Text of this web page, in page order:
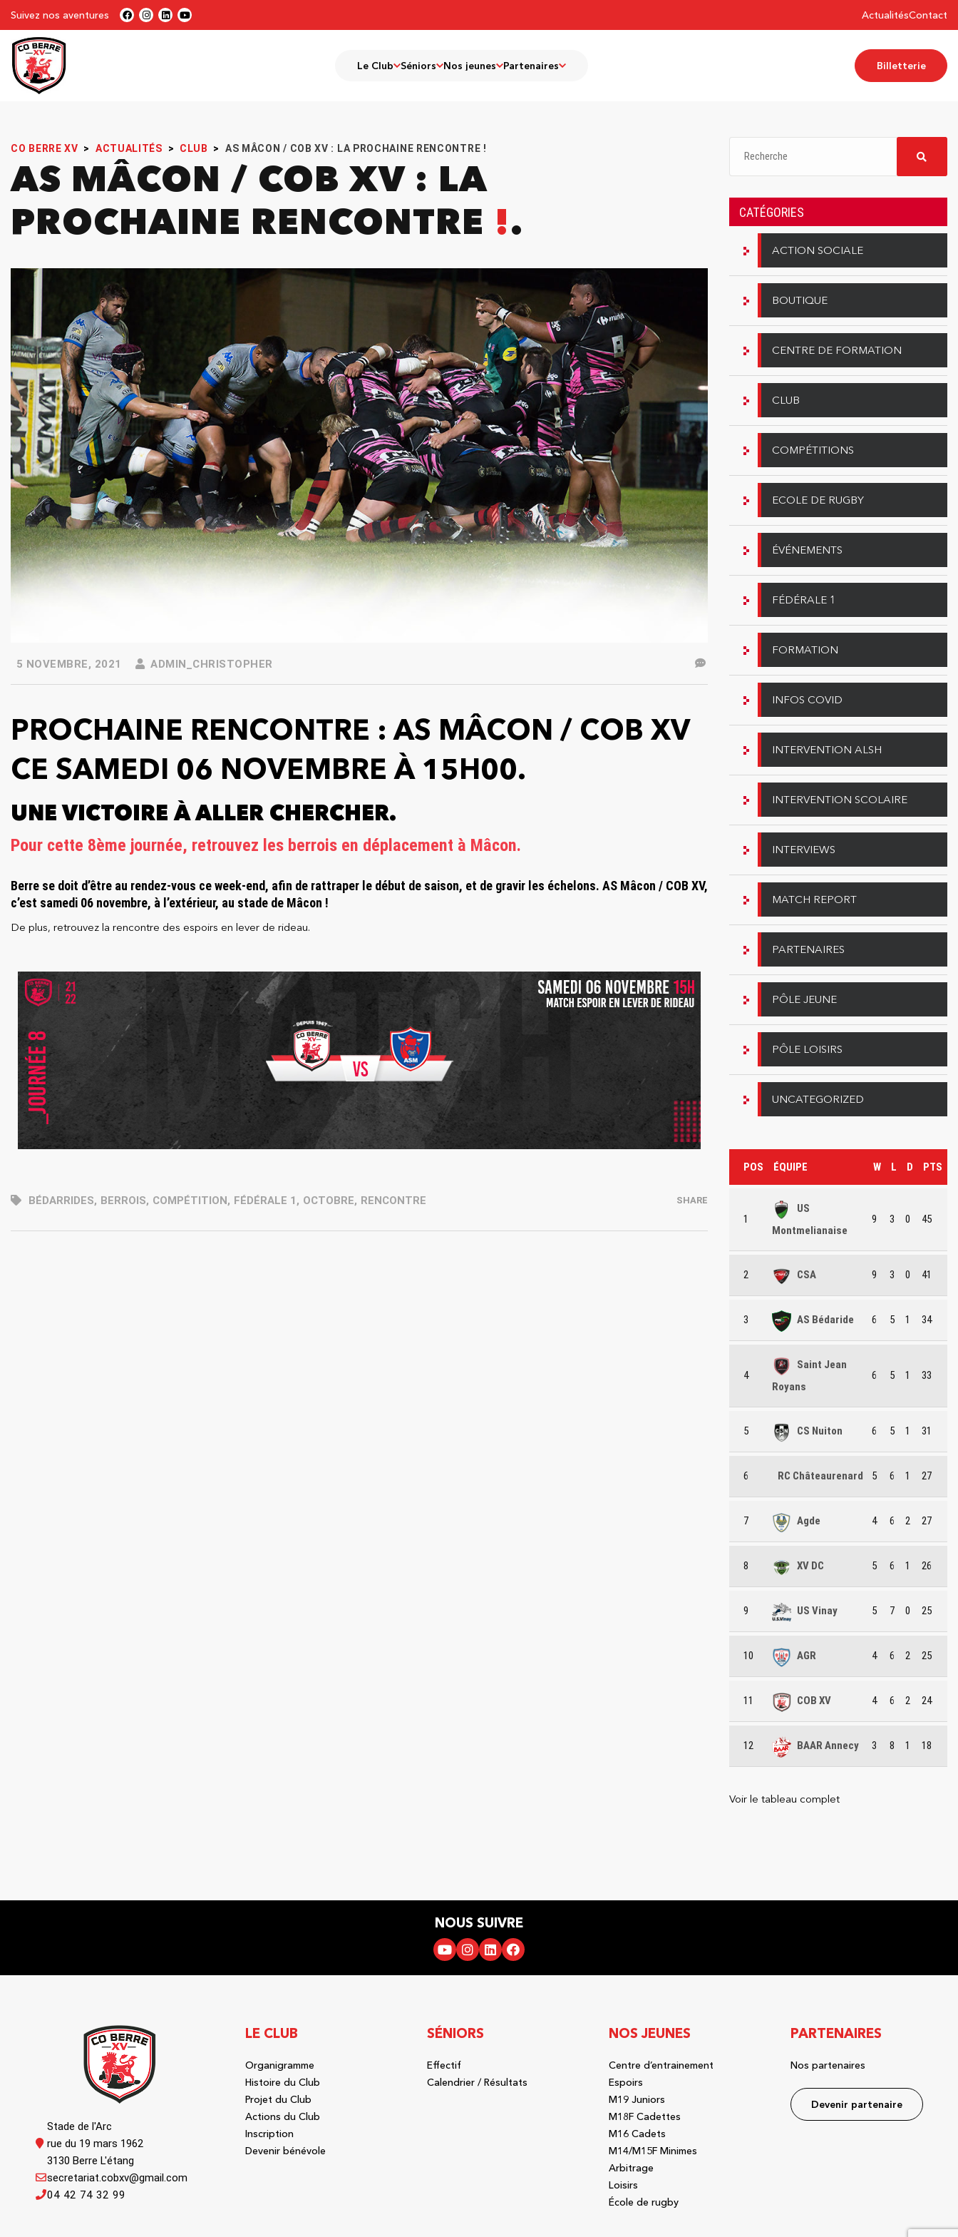
Suivez nos aventures ActualitésContact
Le Club Séniors Nos jeunes Partenaires Billetterie
CO BERRE XV > ACTUALITÉS > CLUB > AS MÂCON / COB XV : LA PROCHAINE RENCONTRE !
AS MÂCON / COB XV : LA
PROCHAINE RENCONTRE !
5 NOVEMBRE, 2021 ADMIN_CHRISTOPHER
PROCHAINE RENCONTRE : AS MÂCON / COB XV
CE SAMEDI 06 NOVEMBRE À 15H00.
UNE VICTOIRE À ALLER CHERCHER.
Pour cette 8ème journée, retrouvez les berrois en déplacement à Mâcon.
Berre se doit d’être au rendez-vous ce week-end, afin de rattraper le début de saison, et de gravir les échelons. AS Mâcon / COB XV,
c’est samedi 06 novembre, à l’extérieur, au stade de Mâcon !
De plus, retrouvez la rencontre des espoirs en lever de rideau.
BÉDARRIDES, BERROIS, COMPÉTITION, FÉDÉRALE 1 , OCTOBRE, RENCONTRE SHARE
CATÉGORIES
ACTION SOCIALE
BOUTIQUE
CENTRE DE FORMATION
CLUB
COMPÉTITIONS
ECOLE DE RUGBY
ÉVÉNEMENTS
FÉDÉRALE 1
FORMATION
INFOS COVID
INTERVENTION ALSH
INTERVENTION SCOLAIRE
INTERVIEWS
MATCH REPORT
PARTENAIRES
PÔLE JEUNE
PÔLE LOISIRS
UNCATEGORIZED
POS ÉQUIPE W L D PTS
1
US
Montmelianaise
9 3 0 45
2 CSA 9 3 0 41
3 AS Bédaride 6 5 1 34
4
Saint Jean
Royans
6 5 1 33
5 CS Nuiton 6 5 1 31
6 RC Châteaurenard 5 6 1 27
7 Agde 4 6 2 27
8 XV DC 5 6 1 26
9 US Vinay 5 7 0 25
10 AGR 4 6 2 25
11 COB XV 4 6 2 24
12 BAAR Annecy 3 8 1 18
Voir le tableau complet
NOUS SUIVRE
Stade de l'Arc
rue du 19 mars 1962
3130 Berre L'étang
04 42 74 32 99
secretariat.cobxv@gmail.com
LE CLUB
Organigramme
Histoire du Club
Projet du Club
Actions du Club
Inscription
Devenir bénévole
SÉNIORS
Effectif
Calendrier / Résultats
NOS JEUNES
Centre d’entrainement
Espoirs
M19 Juniors
M18F Cadettes
M16 Cadets
M14/M15F Minimes
Arbitrage
Loisirs
École de rugby
PARTENAIRES
Nos partenaires
Devenir partenaire